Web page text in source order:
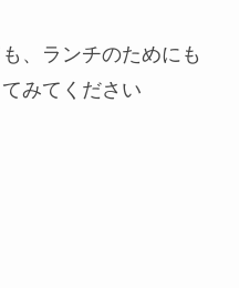
、ランチのためにも
みてください